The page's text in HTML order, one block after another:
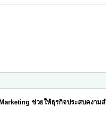
ช่วยให้ธุรกิจประสบคงามส